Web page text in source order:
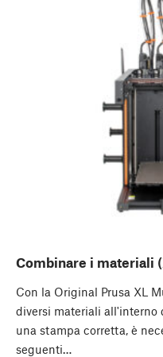
Combinare i materiali
Con la Original Prusa XL
diversi materiali all'interno
una stampa corretta, è
seguenti…